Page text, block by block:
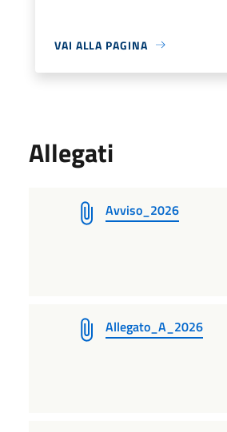
VAI ALLA PAGINA
Allegati
Avviso_2026
Allegato_A_2026